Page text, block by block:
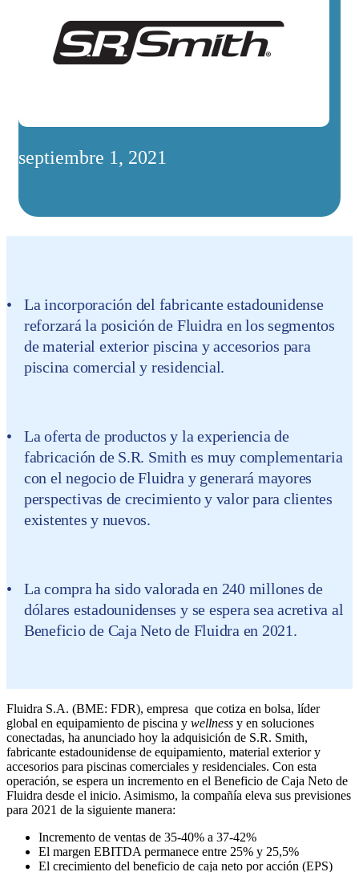
septiembre 1, 2021
La incorporación del fabricante estadounidense
reforzará la posición de Fluidra en los segmentos
de material exterior piscina y accesorios para
piscina comercial y residencial.
La oferta de productos y la experiencia de
fabricación de S.R. Smith es muy complementaria
con el negocio de Fluidra y generará mayores
perspectivas de crecimiento y valor para clientes
existentes y nuevos.
La compra ha sido valorada en 240 millones de
dólares estadounidenses y se espera sea acretiva al
Beneficio de Caja Neto de Fluidra en 2021.
Fluidra S.A. (BME: FDR), empresa que cotiza en bolsa, líder
global en equipamiento de piscina y wellness y en soluciones
conectadas, ha anunciado hoy la adquisición de S.R. Smith,
fabricante estadounidense de equipamiento, material exterior y
accesorios para piscinas comerciales y residenciales. Con esta
operación, se espera un incremento en el Beneficio de Caja Neto de
Fluidra desde el inicio. Asimismo, la compañía eleva sus previsiones
para 2021 de la siguiente manera:
Incremento de ventas de 35-40% a 37-42%
El margen EBITDA permanece entre 25% y 25,5%
El crecimiento del beneficio de caja neto por acción (EPS)